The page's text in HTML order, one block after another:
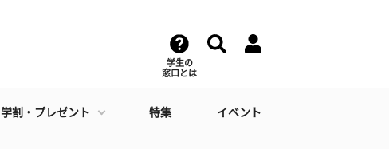
学生の
窓口とは
学割・プレゼント 特集 イベント